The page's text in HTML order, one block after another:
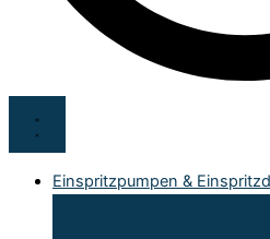
Einspritzpumpen &